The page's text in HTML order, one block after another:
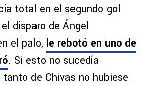
total en el segundo gol
disparo de Ángel
el palo, le rebotó en uno de
. Si esto no sucedía
de Chivas no hubiese